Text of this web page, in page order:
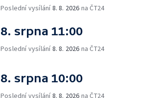
Poslední vysílání8. 8. 2026 na ČT24
8. srpna 11:00
Poslední vysílání8. 8. 2026 na ČT24
8. srpna 10:00
Poslední vysílání8. 8. 2026 na ČT24